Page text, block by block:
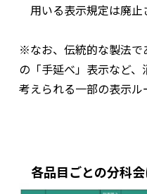
用いる表示規定は廃止
※なお、伝統的な製法で
の「手延べ」表示など
考えられる一部の表示ル
各品⽬ごとの分科